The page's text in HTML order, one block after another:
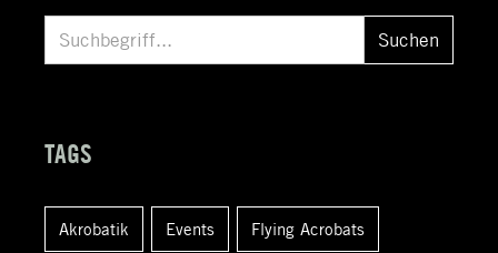
u
e
Suchen
TAGS
Akrobatik Events Flying Acrobats